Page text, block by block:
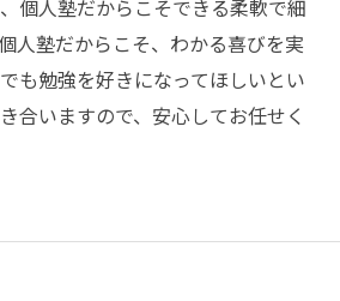
個人塾だからこそできる柔軟で細
人塾だからこそ、わかる喜びを実
も勉強を好きになってほしいとい
合いますので、安心してお任せく